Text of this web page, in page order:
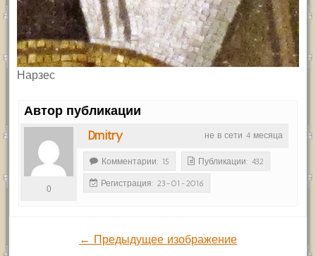
Нарзес
Автор публикации
не в сети 4 месяца
Dmitry
0
Комментарии: 15 Публикации: 432
Регистрация: 23-01-2016
← Предыдущее изображение